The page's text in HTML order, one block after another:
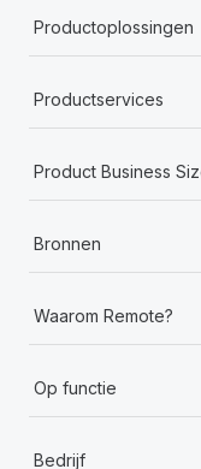
Productoplossingen
Productservices
Product Business
Bronnen
Waarom Remote?
Op functie
Bedrijf